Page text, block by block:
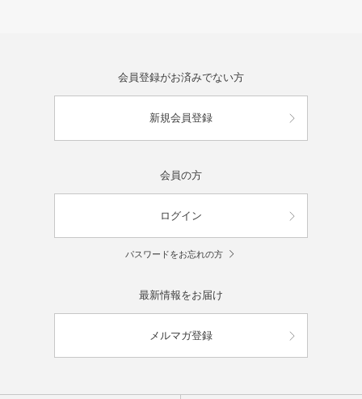
会員登録がお済みでない方
新規会員登録
会員の方
ログイン
パスワードをお忘れの方
最新情報をお届け
メルマガ登録